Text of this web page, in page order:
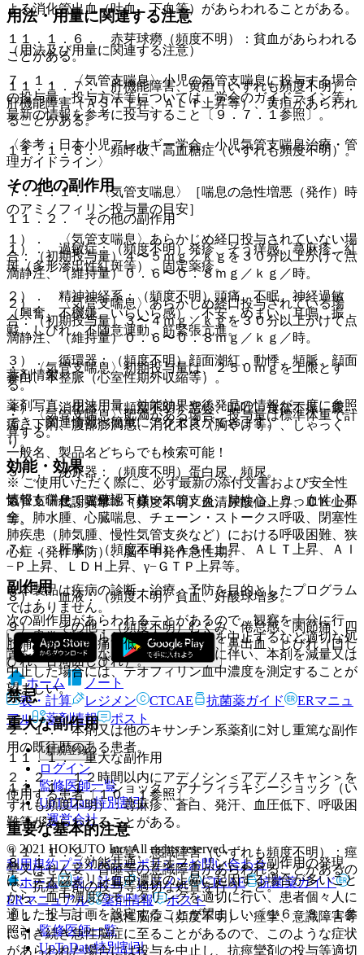
よる消化管出血（吐血、下血等）があらわれることがある。
１１．１．６． 赤芽球癆（頻度不明）：貧血があらわれる
ことがある。
１１．１．７． 肝機能障害、黄疸（いずれも頻度不明）：
肝機能障害（ＡＳＴ上昇、ＡＬＴ上昇等）、黄疸があらわれ
ることがある。
１１．１．８． 頻呼吸、高血糖症（いずれも頻度不明）。
その他の副作用
１１．２． その他の副作用
１）． 過敏症：（頻度不明）発疹、そう痒感、蕁麻疹、紅
斑（多形滲出性紅斑等）、固定薬疹。
２）． 精神神経系：（頻度不明）頭痛、不眠、神経過敏
（興奮、不機嫌、いらいら感）、不安、めまい、耳鳴、振
戦、しびれ、不随意運動、筋緊張亢進。
３）． 循環器：（頻度不明）顔面潮紅、動悸、頻脈、顔面
蒼白、不整脈（心室性期外収縮等）。
４）． 消化器：（頻度不明）悪心、嘔吐、食欲不振、腹
痛、下痢、腹部膨満感、消化不良（胸やけ等）、しゃっく
り。
５）． 泌尿器：（頻度不明）蛋白尿、頻尿。
６）． 代謝異常：（頻度不明）血清尿酸値上昇、ＣＫ上昇
等。
７）． 肝臓：（頻度不明）ＡＳＴ上昇、ＡＬＴ上昇、Ａｌ
−Ｐ上昇、ＬＤＨ上昇、γ−ＧＴＰ上昇等。
８）． 血液：（頻度不明）貧血、好酸球増多。
９）． その他：（頻度不明）むくみ、倦怠感、関節痛、四
肢痛、発汗、胸痛、低カリウム血症、鼻出血、しびれ（口し
びれ、舌周囲しびれ）。
禁忌
２．１． 本剤又は他のキサンチン系薬剤に対し重篤な副作
用の既往歴のある患者。
２．２． １２時間以内にアデノシン＜アデノスキャン＞を
使用する患者〔１０．１参照〕。
重要な基本的注意
８．１． 〈効能共通〉テオフィリンによる副作用の発現
は、テオフィリン血中濃度の上昇に起因する場合が多いこと
から、血中濃度のモニタリングを適切に行い、患者個々人に
適した投与計画を設定することが望ましい〔１６．８．１参
照〕。
用法・用量に関連する注意
（用法及び用量に関連する注意）
７．１． 〈気管支喘息〉小児の気管支喘息に投与する場合
の投与量、投与方法等については、学会のガイドライン等、
最新の情報を参考に投与すること〔９．７．１参照〕。
〈参考：日本小児アレルギー学会：小児気管支喘息治療・管
理ガイドライン〉
７．１．１． 〈気管支喘息〉［喘息の急性増悪（発作）時
のアミノフィリン投与量の目安］
１）． 〈気管支喘息〉あらかじめ経口投与されていない場
合：（初期投与量）４〜５ｍｇ／ｋｇを３０分以上かけて点
滴静注、（維持量）０．６〜０．８ｍｇ／ｋｇ／時。
２）． 〈気管支喘息〉あらかじめ経口投与されている場
合：（初期投与量）３〜４ｍｇ／ｋｇを３０分以上かけて点
滴静注、（維持量）０．６〜０．８ｍｇ／ｋｇ／時。
・ 〈気管支喘息〉初期投与量は、２５０ｍｇを上限とす
る。
・ 〈気管支喘息〉肥満がある場合、投与量は標準体重で計
算する。
効能・効果
気管支喘息、喘息性＜様＞気管支炎、肺性心、うっ血性心不
全、肺水腫、心臓喘息、チェーン・ストークス呼吸、閉塞性
肺疾患（肺気腫、慢性気管支炎など）における呼吸困難、狭
心症（発作予防）、脳卒中発作急性期。
副作用
次の副作用があらわれることがあるので、観察を十分に行
い、異常が認められた場合には投与を中止するなど適切な処
置を行うこと。なお、副作用の発現に伴い、本剤を減量又は
中止した場合には、テオフィリン血中濃度を測定することが
望ましい。
重大な副作用
１１．１． 重大な副作用
１１．１．１． ショック、アナフィラキシーショック（い
ずれも頻度不明）：蕁麻疹、蒼白、発汗、血圧低下、呼吸困
難等があらわれることがある。
１１．１．２． 痙攣、意識障害（いずれも頻度不明）：痙
攣又はせん妄、昏睡等の意識障害があらわれることがあるの
で、抗痙攣剤の投与等適切な処置を行うこと。
１１．１．３． 急性脳症（頻度不明）：痙攣、意識障害等
に引き続き急性脳症に至ることがあるので、このような症状
があらわれた場合には投与を中止し、抗痙攣剤の投与等適切
薬剤情報
薬剤写真、用法用量、効能効果や後発品の情報が一度に参照
でき、関連情報へ簡単にアクセスができます。
一般名、製品名どちらでも検索可能！
※ ご使用いただく際に、必ず最新の添付文書および安全性
情報も併せてご確認下さい。
※本製品は疾病の診断・治療・予防を目的としたプログラム
ではありません。
ホーム
ノート
表・計算
レジメン CTCAE 抗菌薬ガイド
ERマニュ
アル
薬剤情報 ポスト
新規登録
ログイン
監修医師一覧
UpToDate特別割引
運営会社
© 2021 HOKUTO Inc. All rights reserved.
利用規約プライバシーポリシーお問い合わせ
ホーム
表・計算 レジメン CTCAE
抗菌薬ガイド
ERマニュアル
薬剤情報 ポスト
監修医師一覧
UpToDate特別割引